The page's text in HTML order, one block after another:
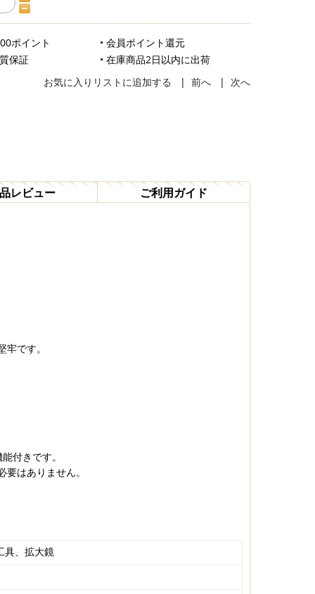
ポイント
• 会員ポイント還元
保証
• 在庫商品2日以内に出荷
お気に入りリストに追加する
| 前へ | 次へ
レビュー
ご利用ガイド
です。
付きです。
はありません。
具、拡大鏡